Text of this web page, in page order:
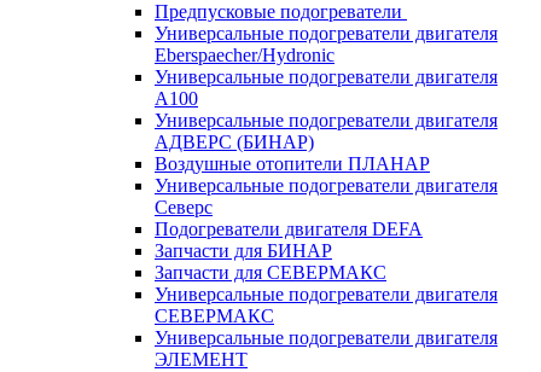
Предпусковые подогреватели
Универсальные подогреватели двигателя
Eberspaecher/Hydronic
Универсальные подогреватели двигателя
A100
Универсальные подогреватели двигателя
АДВЕРС (БИНАР)
Воздушные отопители ПЛАНАР
Универсальные подогреватели двигателя
Северс
Подогреватели двигателя DEFA
Запчасти для БИНАР
Запчасти для СЕВЕРМАКС
Универсальные подогреватели двигателя
СЕВЕРМАКС
Универсальные подогреватели двигателя
ЭЛЕМЕНТ